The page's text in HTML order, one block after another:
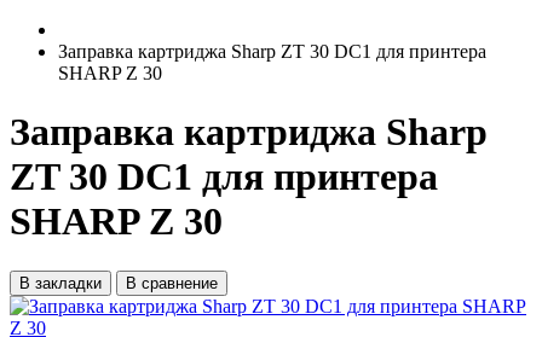
Заправка картриджа Sharp ZT 30 DC1 для принтера
SHARP Z 30
Заправка картриджа Sharp
ZT 30 DC1 для принтера
SHARP Z 30
В закладки В сравнение